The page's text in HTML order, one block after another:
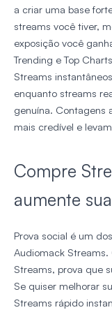
a criar uma base
streams você tiver,
exposição você
Trending e Top
Streams
enquanto streams
genuína. Contagens
mais credível e
Compre
aumente
Prova social é um
Audiomack
Streams, prova que
Se quiser melhorar
Streams rápido